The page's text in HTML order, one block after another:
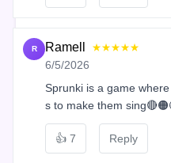
R Ramell ★★★★★
6/5/2026
Sprunki is a game
s to make them
👍 7 Reply